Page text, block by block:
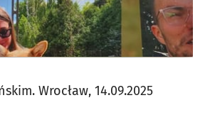
Wrocław, 14.09.2025